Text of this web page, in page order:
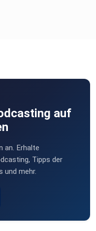
auf
an. Erhalte
Tipps der
und mehr.